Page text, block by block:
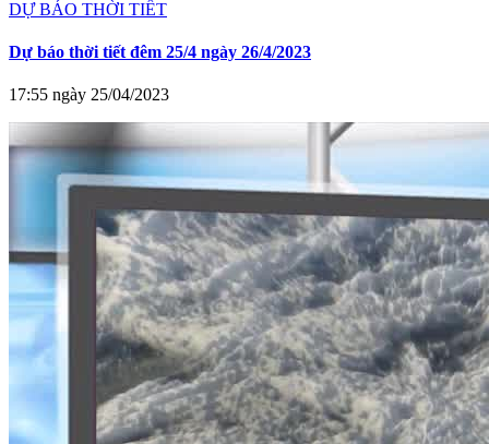
DỰ BÁO THỜI TIẾT
Dự báo thời tiết đêm 25/4 ngày 26/4/2023
17:55 ngày 25/04/2023